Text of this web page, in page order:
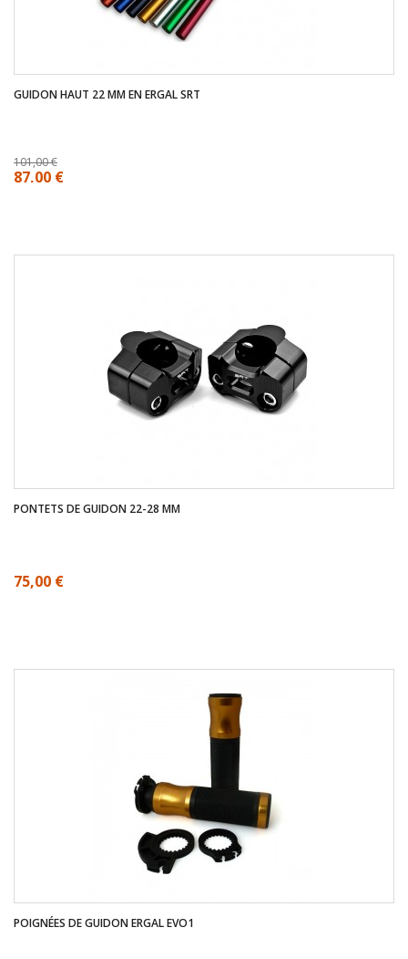
GUIDON HAUT 22 MM EN ERGAL SRT
101,00 €
87,00 €
PONTETS DE GUIDON 22-28 MM
75,00 €
POIGNÉES DE GUIDON ERGAL EVO1